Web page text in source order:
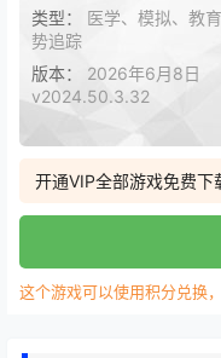
类型： 医学、模拟、教
势追踪
版本： 2026年6月8日
v2024.50.3.32
开通VIP全部游戏免费下
这个游戏可以使用积分兑换